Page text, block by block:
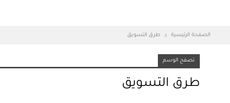
الصفحة الرئيسية طرق التسويق
تصفح الوسم
طرق التسويق